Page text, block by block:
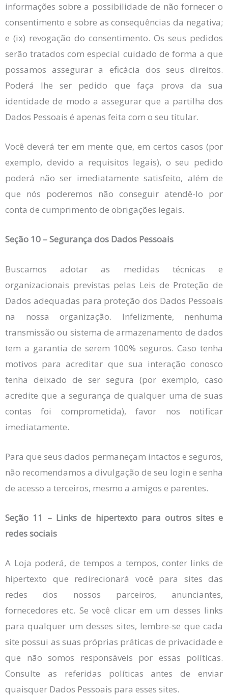
informações sobre a possibilidade de não fornecer o
consentimento e sobre as consequências da negativa;
e (ix) revogação do consentimento. Os seus pedidos
serão tratados com especial cuidado de forma a que
possamos assegurar a eficácia dos seus direitos.
Poderá lhe ser pedido que faça prova da sua
identidade de modo a assegurar que a partilha dos
Dados Pessoais é apenas feita com o seu titular.
Você deverá ter em mente que, em certos casos (por
exemplo, devido a requisitos legais), o seu pedido
poderá não ser imediatamente satisfeito, além de
que nós poderemos não conseguir atendê-lo por
conta de cumprimento de obrigações legais.
Seção 10 – Segurança dos Dados Pessoais
Buscamos adotar as medidas técnicas e
organizacionais previstas pelas Leis de Proteção de
Dados adequadas para proteção dos Dados Pessoais
na nossa organização. Infelizmente, nenhuma
transmissão ou sistema de armazenamento de dados
tem a garantia de serem 100% seguros. Caso tenha
motivos para acreditar que sua interação conosco
tenha deixado de ser segura (por exemplo, caso
acredite que a segurança de qualquer uma de suas
contas foi comprometida), favor nos notificar
imediatamente.
Para que seus dados permaneçam intactos e seguros,
não recomendamos a divulgação de seu login e senha
de acesso a terceiros, mesmo a amigos e parentes.
Seção 11 – Links de hipertexto para outros sites e
redes sociais
A Loja poderá, de tempos a tempos, conter links de
hipertexto que redirecionará você para sites das
redes dos nossos parceiros, anunciantes,
fornecedores etc. Se você clicar em um desses links
para qualquer um desses sites, lembre-se que cada
site possui as suas próprias práticas de privacidade e
que não somos responsáveis por essas políticas.
Consulte as referidas políticas antes de enviar
quaisquer Dados Pessoais para esses sites.